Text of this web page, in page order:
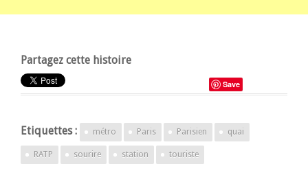
Partagez cette histoire
Save
Etiquettes : métro Paris Parisien quai
RATP sourire station touriste